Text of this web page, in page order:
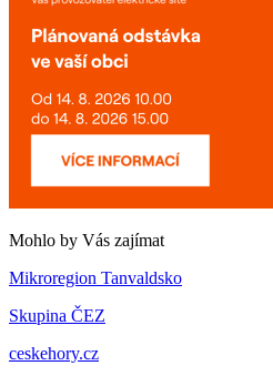
Mohlo by Vás zajímat
Mikroregion Tanvaldsko
Skupina ČEZ
ceskehory.cz